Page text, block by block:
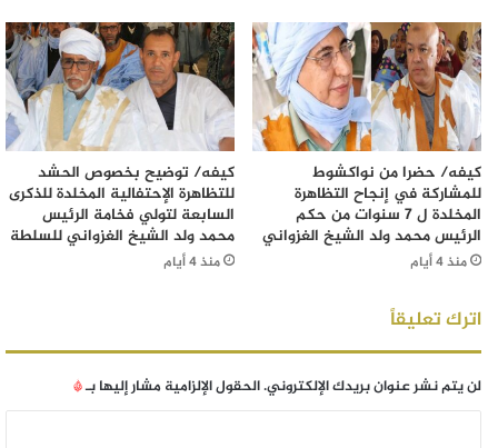
كيفه/ حضرا من نواكشوط
للمشاركة في إنجاح التظاهرة
المخلدة ل 7 سنوات من حكم
الرئيس محمد ولد الشيخ الغزواني
منذ 4 أيام
كيفه/ توضيح بخصوص الحشد
للتظاهرة الإحتفالية المخلدة للذكرى
السابعة لتولي فخامة الرئيس
محمد ولد الشيخ الغزواني للسلطة
منذ 4 أيام
اترك تعليقاً
لن يتم نشر عنوان بريدك الإلكتروني.الحقول الإلزامية مشار إليها بـ*